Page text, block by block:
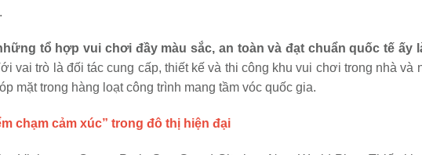
tổ hợp vui chơi đầy màu sắc, an toàn và đạt chuẩn quốc tế ấy
vai trò là đối tác cung cấp, thiết kế và thi công khu vui chơi trong nhà và
mặt trong hàng loạt công trình mang tầm vóc quốc gia.
chạm cảm xúc” trong đô thị hiện đại